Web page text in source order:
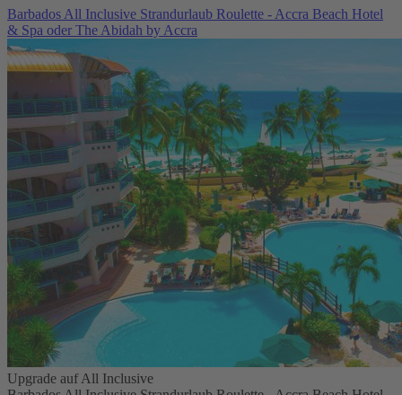
Barbados All Inclusive Strandurlaub Roulette - Accra Beach Hotel
& Spa oder The Abidah by Accra
Upgrade auf All Inclusive